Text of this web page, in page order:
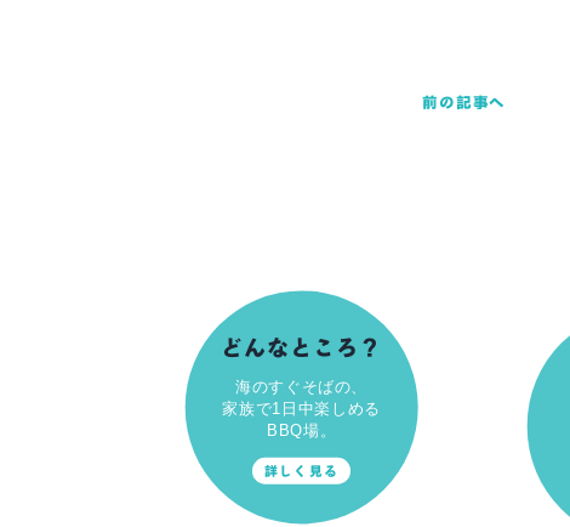
前の記事へ
どんなところ？
海のすぐそばの、
家族で1日中楽しめる
BBQ場。
詳しく見る